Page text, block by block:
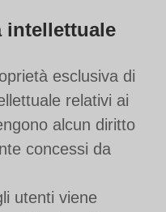
intellettuale
esclusiva di
relativi ai
alcun diritto
concessi da
utenti viene